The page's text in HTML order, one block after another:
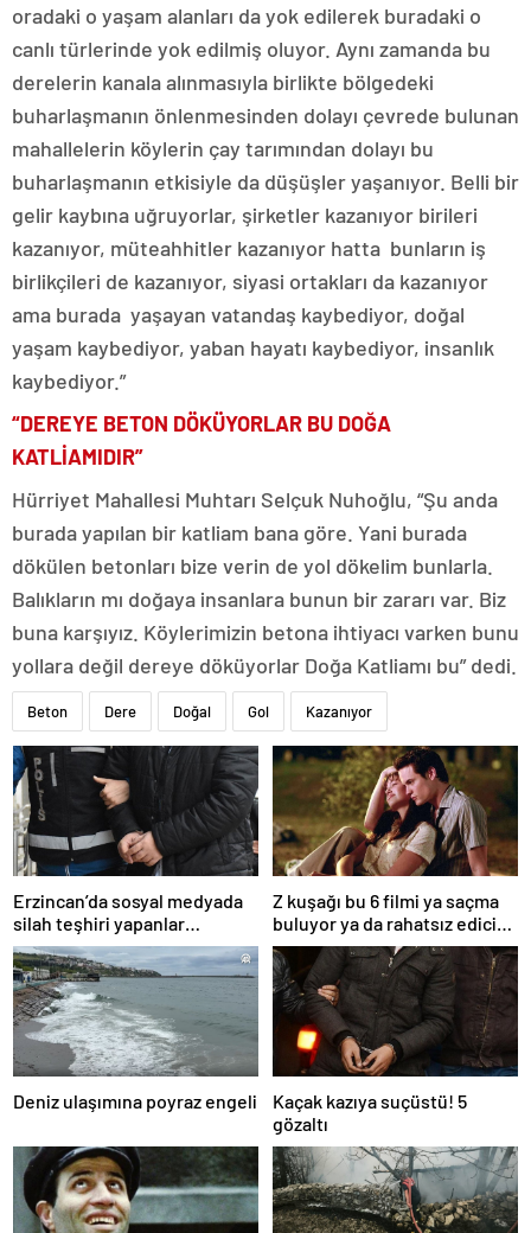
oradaki o yaşam alanları da yok edilerek buradaki o
canlı türlerinde yok edilmiş oluyor. Aynı zamanda bu
derelerin kanala alınmasıyla birlikte bölgedeki
buharlaşmanın önlenmesinden dolayı çevrede bulunan
mahallelerin köylerin çay tarımından dolayı bu
buharlaşmanın etkisiyle da düşüşler yaşanıyor. Belli bir
gelir kaybına uğruyorlar, şirketler kazanıyor birileri
kazanıyor, müteahhitler kazanıyor hatta bunların iş
birlikçileri de kazanıyor, siyasi ortakları da kazanıyor
ama burada yaşayan vatandaş kaybediyor, doğal
yaşam kaybediyor, yaban hayatı kaybediyor, insanlık
kaybediyor.”
“DEREYE BETON DÖKÜYORLAR BU DOĞA
KATLİAMIDIR”
Hürriyet Mahallesi Muhtarı Selçuk Nuhoğlu, “Şu anda
burada yapılan bir katliam bana göre. Yani burada
dökülen betonları bize verin de yol dökelim bunlarla.
Balıkların mı doğaya insanlara bunun bir zararı var. Biz
buna karşıyız. Köylerimizin betona ihtiyacı varken bunu
yollara değil dereye döküyorlar Doğa Katliamı bu” dedi.
Beton Dere Doğal Gol Kazanıyor
Erzincan’da sosyal medyada
silah teşhiri yapanlar
yakalandı
Z kuşağı bu 6 filmi ya saçma
buluyor ya da rahatsız edici
ve toksik!
Deniz ulaşımına poyraz engeli
Kaçak kazıya suçüstü! 5
gözaltı